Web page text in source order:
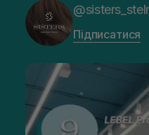
Підписатися